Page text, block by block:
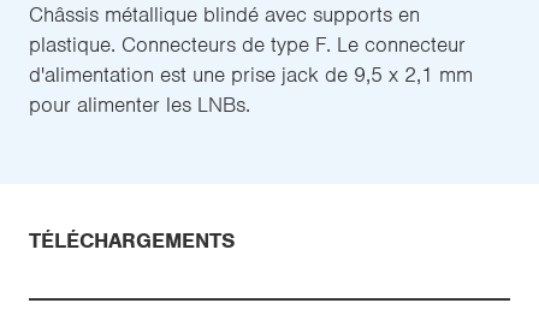
Châssis métallique blindé avec supports en
plastique. Connecteurs de type F. Le connecteur
d'alimentation est une prise jack de 9,5 x 2,1 mm
pour alimenter les LNBs.
TÉLÉCHARGEMENTS